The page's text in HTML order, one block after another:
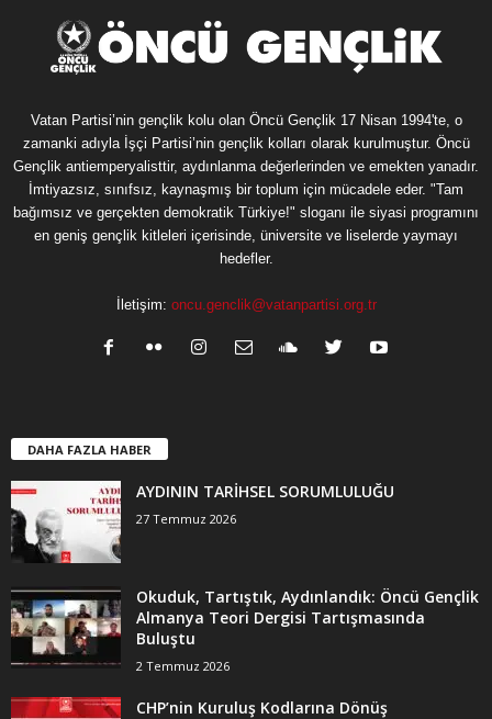
Vatan Partisi’nin gençlik kolu olan Öncü Gençlik 17 Nisan 1994'te, o
zamanki adıyla İşçi Partisi’nin gençlik kolları olarak kurulmuştur. Öncü
Gençlik antiemperyalisttir, aydınlanma değerlerinden ve emekten yanadır.
İmtiyazsız, sınıfsız, kaynaşmış bir toplum için mücadele eder. "Tam
bağımsız ve gerçekten demokratik Türkiye!" sloganı ile siyasi programını
en geniş gençlik kitleleri içerisinde, üniversite ve liselerde yaymayı
hedefler.
İletişim: oncu.genclik@vatanpartisi.org.tr
DAHA FAZLA HABER
AYDININ TARİHSEL SORUMLULUĞU
27 Temmuz 2026
Okuduk, Tartıştık, Aydınlandık: Öncü Gençlik
Almanya Teori Dergisi Tartışmasında
Buluştu
2 Temmuz 2026
CHP’nin Kuruluş Kodlarına Dönüş